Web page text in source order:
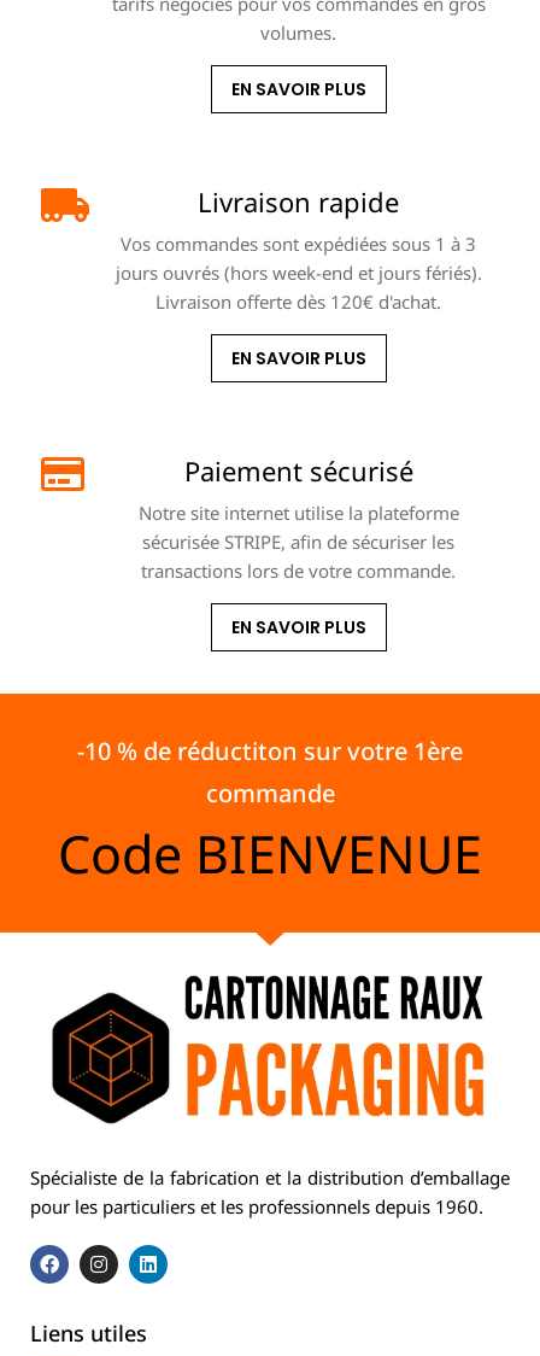
volumes.
EN SAVOIR PLUS
Livraison rapide
Vos commandes sont expédiées sous 1 à 3
jours ouvrés (hors week-end et jours fériés).
Livraison offerte dès 120€ d'achat.
EN SAVOIR PLUS
Paiement sécurisé
Notre site internet utilise la plateforme
sécurisée STRIPE, afin de sécuriser les
transactions lors de votre commande.
EN SAVOIR PLUS
-10 % de réductiton sur votre 1ère
commande
Code BIENVENUE
Spécialiste de la fabrication et la distribution d’emballage
pour les particuliers et les professionnels depuis 1960.
Liens utiles